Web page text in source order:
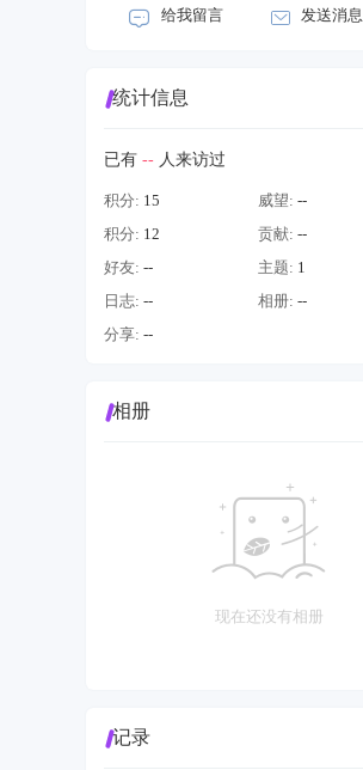
给我留言
发送消息
统计信息
已有 -- 人来访过
积分: 15 威望:--
积分: 12 贡献:--
好友: -- 主题: 1
日志: -- 相册:--
分享: --
相册
现在还没有相册
记录